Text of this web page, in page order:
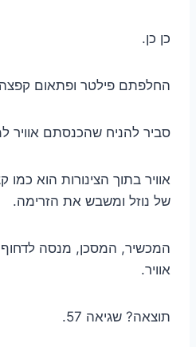
כן כן.
החלפתם פילטר ופתאום
סביר להניח שהכנסתם אוויר
אוויר בתוך הצינורות הוא
של נוזל ומשבש את הזרימה.
המכשיר, המסכן, מנסה
אוויר.
תוצאה? שגיאה 57.